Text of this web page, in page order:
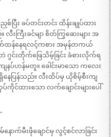
း ခပ်တင်းတင်း ထိန်းချုပ်ထား
းကြီးခင်မျာ စိတ်ကြွဆေးများ အ
က်ထန်နေရလင့်ကစား အမှန်တကယ်
ဂွင်းတိုက်ဖြေသိမ့်ခြင်း ခံစားလိုက်ရ
ဟန်မတူ။ ခေါင်းမာသော ကလေး
နေပြန်သည်။ လီးထိပ်မှ ယိုစိမ့်စီးကျ
ားသော လက်ချောင်းများပေါ်
က်မီးဖိုချောင်မှ လွင့်စင်လာခြင်း